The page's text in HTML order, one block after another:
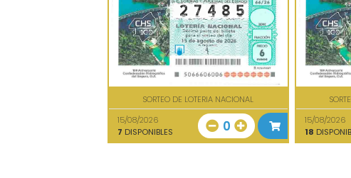
SORTEO DE LOTERIA NACIONAL
15/08/2026
7 DISPONIBLES 0
15/08/2026
18